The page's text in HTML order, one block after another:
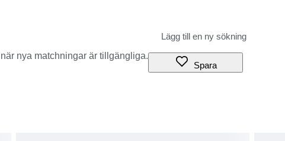
nya matchningar är tillgängliga.
Spara